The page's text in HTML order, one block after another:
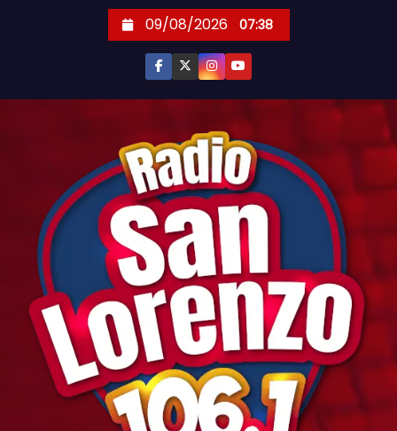
09/08/2026 07:38